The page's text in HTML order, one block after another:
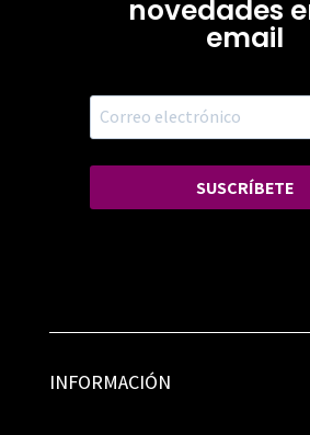
novedades
email
SUSCRÍBETE
INFORMACIÓN